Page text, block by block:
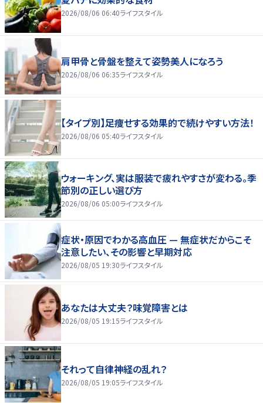
2026/08/06 06:40ライフスタイル
肩甲骨と骨盤を整えて姿勢美人になろう
2026/08/06 06:35ライフスタイル
【タイプ別】足痩せする効果的で続けやすい方法！
2026/08/06 05:40ライフスタイル
ウォーキング、実は服装で疲れやすさが変わる。季
節別の正しい選び方
2026/08/06 05:00ライフスタイル
症状・原因でわかる高血圧 — 無症状だからこそ
注意したい、その影響と早期対応
2026/08/05 19:30ライフスタイル
あなたは大丈夫？味覚障害とは
2026/08/05 19:15ライフスタイル
それって自律神経の乱れ？
2026/08/05 19:05ライフスタイル